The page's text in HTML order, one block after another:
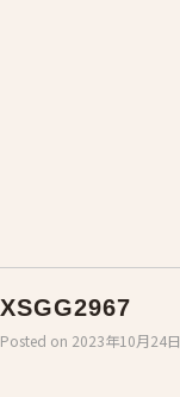
XSGG2967
Posted on 2023年10月24日